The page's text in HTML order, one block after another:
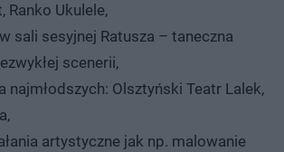
Ranko Ukulele,
sali sesyjnej Ratusza – taneczna
scenerii,
najmłodszych: Olsztyński Teatr Lalek,
artystyczne jak np. malowanie